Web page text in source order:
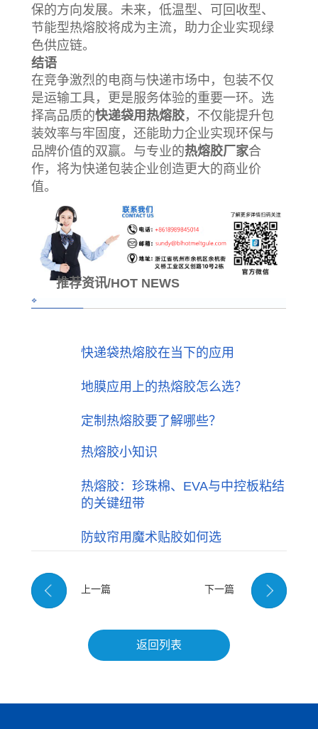
保的方向发展。未来，低温型、可回收型、
节能型热熔胶将成为主流，助力企业实现绿
色供应链。
结语
在竞争激烈的电商与快递市场中，包装不仅
是运输工具，更是服务体验的重要一环。选
择高品质的快递袋用热熔胶，不仅能提升包
装效率与牢固度，还能助力企业实现环保与
品牌价值的双赢。与专业的热熔胶厂家合
作，将为快递包装企业创造更大的商业价
值。
推荐资讯/HOT NEWS
快递袋热熔胶在当下的应用
地膜应用上的热熔胶怎么选？
定制热熔胶要了解哪些？
热熔胶小知识
热熔胶：珍珠棉、EVA与中控板粘结
的关键纽带
防蚊帘用魔术贴胶如何选
上一篇 下一篇
返回列表